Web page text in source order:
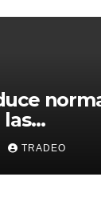
las
TRADEO